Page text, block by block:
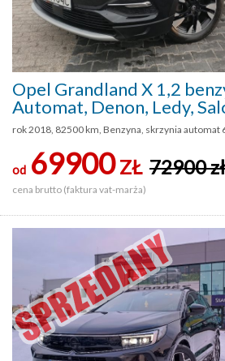
Opel Grandland X 1,2
Automat, Denon, Ledy,
rok 2018, 82500 km, Benzyna, skrzynia automat
od 69900ZŁ 72900 zł
cena brutto (faktura vat-marża)